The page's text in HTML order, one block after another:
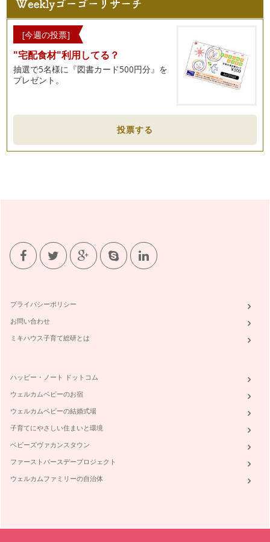
[今週の投票]
"宅配食材"利用してる？
抽選で5名様に『図書カード500円分』を
プレゼント。
投票する
プライバシーポリシー
お問い合わせ
ミキハウス子育て総研とは
ハッピー・ノート ドットコム
ウェルカムベビーのお宿
ウェルカムベビーの結婚式場
子育てにやさしい住まいと環境
ベビーズヴァカンスタウン
ファーストバースデープロジェクト
ウェルカムファミリーの自治体